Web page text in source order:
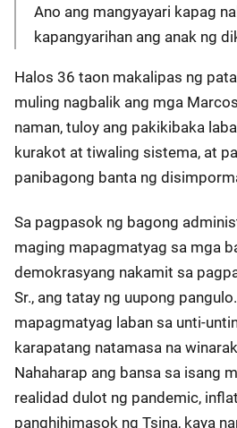
Ano ang mangyayari kapag
kapangyarihan ang anak ng
Halos 36 taon makalipas ng
muling nagbalik ang mga
naman, tuloy ang pakikibaka
kurakot at tiwaling sistema, at
panibagong banta ng
Sa pagpasok ng bagong
maging mapagmatyag sa mga
demokrasyang nakamit sa
Sr., ang tatay ng uupong
mapagmatyag laban sa unti-
karapatang natamasa na
Nahaharap ang bansa sa isang
realidad dulot ng pandemic,
panghihimasok ng Tsina, kaya